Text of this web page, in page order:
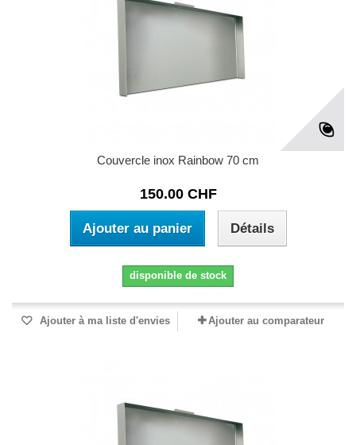
Couvercle inox Rainbow 70 cm
150.00 CHF
Ajouter au panier Détails
disponible de stock
Ajouter à ma liste d'envies Ajouter au comparateur